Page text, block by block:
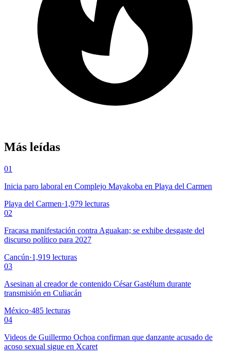
Más leídas
01
Inicia paro laboral en Complejo Mayakoba en Playa del Carmen
Playa del Carmen·1,979 lecturas
02
Fracasa manifestación contra Aguakan; se exhibe desgaste del
discurso político para 2027
Cancún·1,919 lecturas
03
Asesinan al creador de contenido César Gastélum durante
transmisión en Culiacán
México·485 lecturas
04
Videos de Guillermo Ochoa confirman que danzante acusado de
acoso sexual sigue en Xcaret